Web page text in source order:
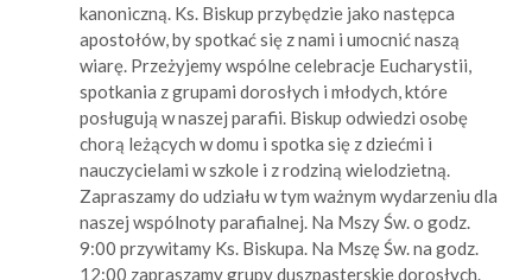
kanoniczną. Ks. Biskup przybędzie jako następca
apostołów, by spotkać się z nami i umocnić naszą
wiarę. Przeżyjemy wspólne celebracje Eucharystii,
spotkania z grupami dorosłych i młodych, które
posługują w naszej parafii. Biskup odwiedzi osobę
chorą leżących w domu i spotka się z dziećmi i
nauczycielami w szkole i z rodziną wielodzietną.
Zapraszamy do udziału w tym ważnym wydarzeniu dla
naszej wspólnoty parafialnej. Na Mszy Św. o godz.
9:00 przywitamy Ks. Biskupa. Na Mszę Św. na godz.
12:00 zapraszamy grupy duszpasterskie dorosłych.